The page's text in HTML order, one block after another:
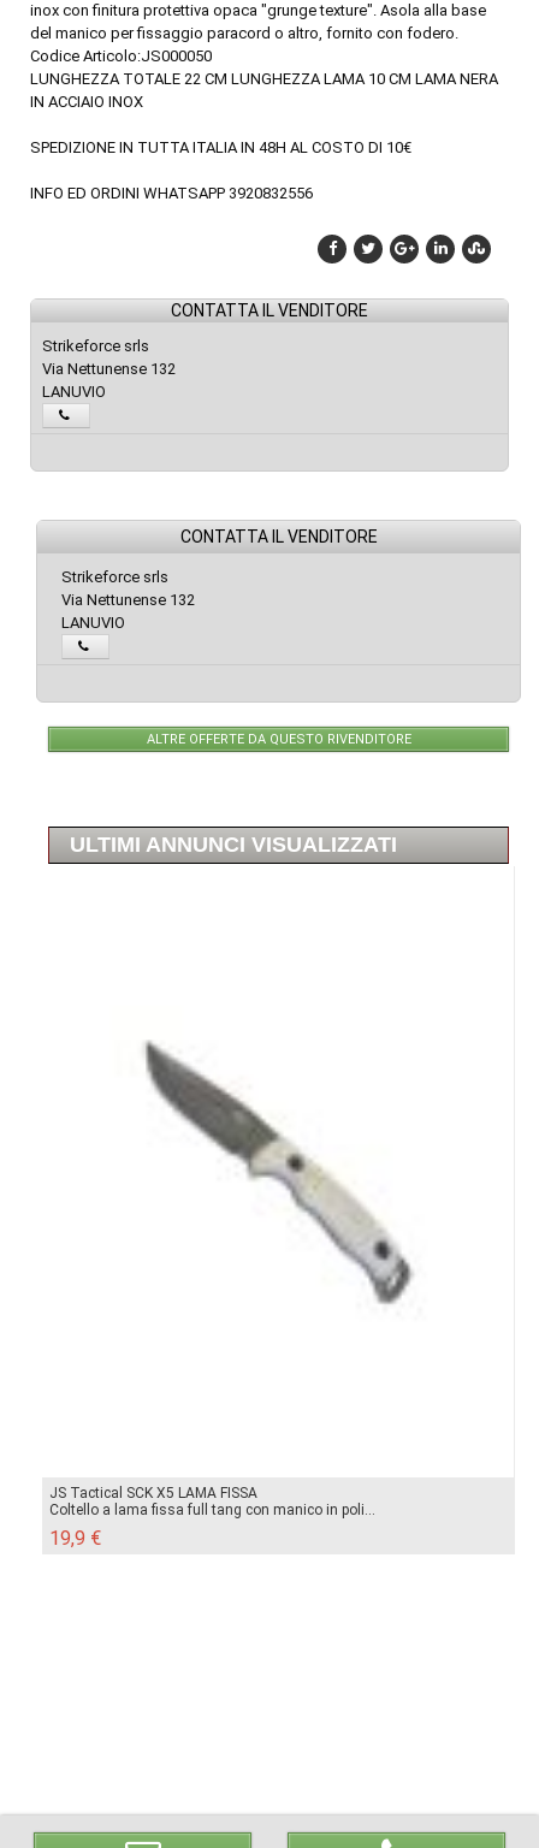
inox con finitura protettiva opaca "grunge texture". Asola alla base
del manico per fissaggio paracord o altro, fornito con fodero.
Codice Articolo:JS000050
LUNGHEZZA TOTALE 22 CM LUNGHEZZA LAMA 10 CM LAMA NERA
IN ACCIAIO INOX
SPEDIZIONE IN TUTTA ITALIA IN 48H AL COSTO DI 10€
INFO ED ORDINI WHATSAPP 3920832556
CONTATTA IL VENDITORE
Strikeforce srls
Via Nettunense 132
LANUVIO
CONTATTA IL VENDITORE
Strikeforce srls
Via Nettunense 132
LANUVIO
ALTRE OFFERTE DA QUESTO RIVENDITORE
ULTIMI ANNUNCI VISUALIZZATI
JS Tactical SCK X5 LAMA FISSA
Coltello a lama fissa full tang con manico in poli...
19,9 €